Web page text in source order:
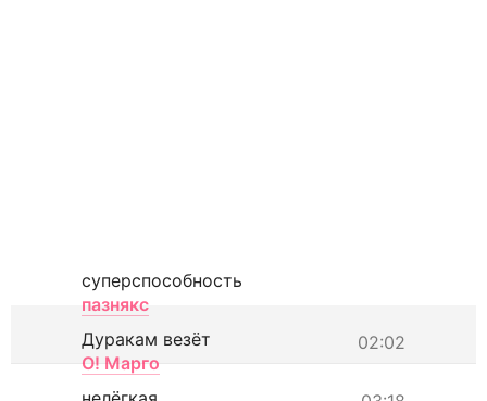
суперспособность
пазнякс
02:02
Дуракам везёт
О! Марго